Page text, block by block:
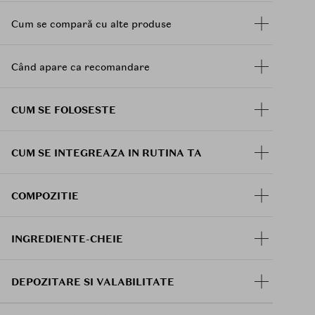
crea o baza neteda si pentru a prelungi
care sa se potriveasca perfect cu tonul pielii
pentru a aplica pudra de contur
Estompati: Utilizati o pensula pufoasa pentru
Cum se compară cu alte produse
Când apare ca recomandare
CUM SE FOLOSESTE
CUM SE INTEGREAZA IN RUTINA TA
COMPOZITIE
INGREDIENTE-CHEIE
DEPOZITARE SI VALABILITATE